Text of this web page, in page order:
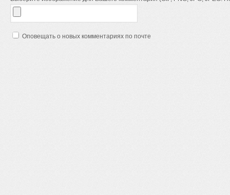
Оповещать о новых комментариях по почте